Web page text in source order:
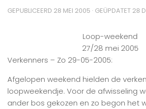
GEPUBLICEERD 28 MEI 2005 · GEÜPDATET 28
Loop-weekend
27/28 mei 2005
Verkenners – Zo 29-05-2005:
Afgelopen weekend hielden de
loopweekendje. Voor de afwisseling
ander bos gekozen en zo begon het